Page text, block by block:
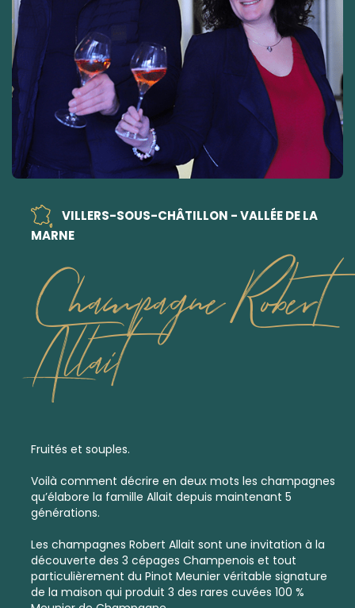
VILLERS-SOUS-CHÂTILLON - VALLÉE DE LA
MARNE
Champagne Robert
Allait
Fruités et souples.
Voilà comment décrire en deux mots les champagnes
qu’élabore la famille Allait depuis maintenant 5
générations.
Les champagnes Robert Allait sont une invitation à la
découverte des 3 cépages Champenois et tout
particulièrement du Pinot Meunier véritable signature
de la maison qui produit 3 des rares cuvées 100 %